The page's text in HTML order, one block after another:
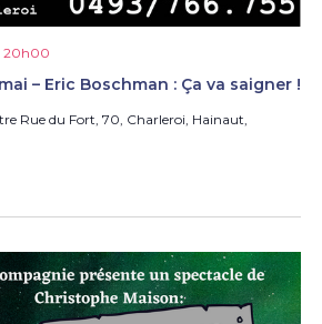
– Eric Boschman : Ça va saigner !
20h00
Rue du Fort, 70, Charleroi, Hainaut,